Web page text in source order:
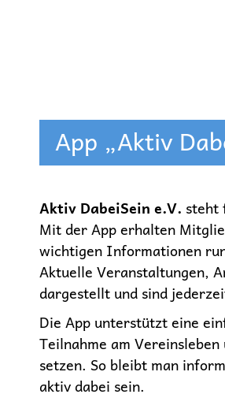
App „Aktiv
Aktiv DabeiSein e.V. steht
Mit der App erhalten
wichtigen Informationen
Aktuelle Veranstaltungen,
dargestellt und sind
Die App unterstützt eine
Teilnahme am
setzen. So bleibt man
aktiv dabei sein.